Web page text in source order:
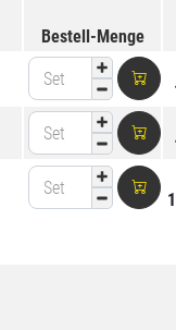
Bestell-Menge
Set
Set
Set